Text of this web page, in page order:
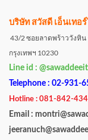
บริษัท สวัสดี เอ็นเทอ
43/2 ซอยลาดพร้าววังหิ
กรุงเทพฯ 10230
Line id :
Telephone : 02-931-
Hotline : 081-842-
Email :